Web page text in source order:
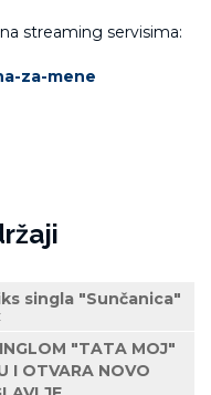
streaming servisima:
za-mene
singla "Sunčanica"
"TATA MOJ"
I OTVARA NOVO